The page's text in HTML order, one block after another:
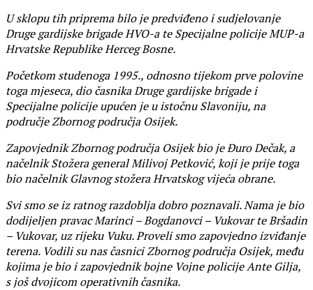
U sklopu tih priprema bilo je predviđeno i sudjelovanje
Druge gardijske brigade HVO-a te Specijalne policije MUP-a
Hrvatske Republike Herceg Bosne.
Početkom studenoga 1995., odnosno tijekom prve polovine
toga mjeseca, dio časnika Druge gardijske brigade i
Specijalne policije upućen je u istočnu Slavoniju, na
područje Zbornog područja Osijek.
Zapovjednik Zbornog područja Osijek bio je Đuro Dečak, a
načelnik Stožera general Milivoj Petković, koji je prije toga
bio načelnik Glavnog stožera Hrvatskog vijeća obrane.
Svi smo se iz ratnog razdoblja dobro poznavali. Nama je bio
dodijeljen pravac Marinci – Bogdanovci – Vukovar te Bršadin
– Vukovar, uz rijeku Vuku. Proveli smo zapovjedno izviđanje
terena. Vodili su nas časnici Zbornog područja Osijek, među
kojima je bio i zapovjednik bojne Vojne policije Ante Gilja,
s još dvojicom operativnih časnika.